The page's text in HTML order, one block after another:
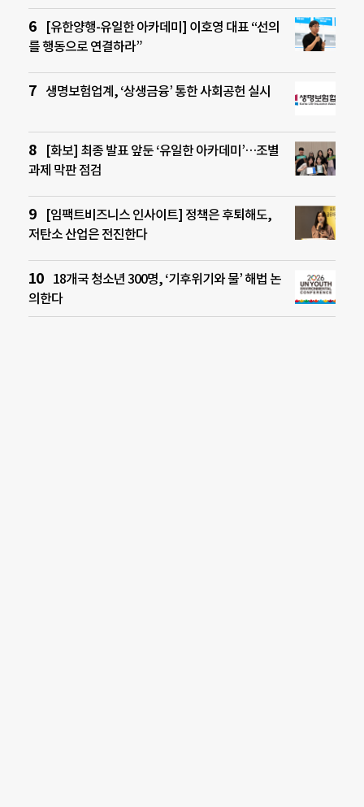
[유한양행-유일한 아카데미] 이호영 대표 “선의
를 행동으로 연결하라”
생명보험업계, ‘상생금융’ 통한 사회공헌 실시
[화보] 최종 발표 앞둔 ‘유일한 아카데미’…조별
과제 막판 점검
[임팩트비즈니스 인사이트] 정책은 후퇴해도,
저탄소 산업은 전진한다
18개국 청소년 300명, ‘기후위기와 물’ 해법 논
의한다